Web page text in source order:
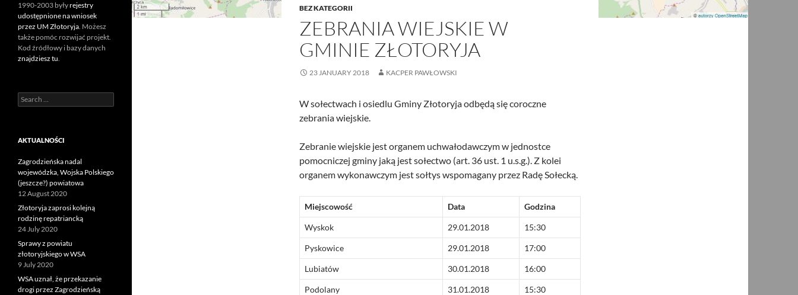
BEZ KATEGORII
ZEBRANIA WIEJSKIE W
GMINIE ZŁOTORYJA
23 JANUARY 2018 KACPER PAWŁOWSKI
W sołectwach i osiedlu Gminy Złotoryja odbędą się coroczne
zebrania wiejskie.
Zebranie wiejskie jest organem uchwałodawczym w jednostce
pomocniczej gminy jaką jest sołectwo (art. 36 ust. 1 u.s.g.). Z kolei
organem wykonawczym jest sołtys wspomagany przez Radę Sołecką.
Miejscowość Data Godzina
Wyskok 29.01.2018 15:30
Pyskowice 29.01.2018 17:00
Lubiatów 30.01.2018 16:00
Podolany 31.01.2018 15:30
1990-2003 byłyrejestry
udostępnione na wniosek
przez UM Złotoryja. Możesz
także pomóc rozwijać projekt.
Kod źródłowy i bazy danych
znajdziesz tu.
Search
for:
AKTUALNOŚCI
Zagrodzieńska nadal
wojewódzka, Wojska Polskiego
(jeszcze?) powiatowa
12 August 2020
Złotoryja zaprosi kolejną
rodzinę repatriancką
24 July 2020
Sprawy z powiatu
złotoryjskiego w WSA
9 July 2020
WSA uznał, że przekazanie
drogi przez Zagrodzieńską